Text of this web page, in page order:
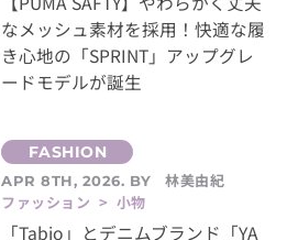
なメッシュ素材を採用！快適な履
き心地の「SPRINT」アップグレ
ードモデルが誕生
APR 8TH, 2026. BY
林美由紀
ファッション > 小物
「Tabio」とデニムブランド「YA